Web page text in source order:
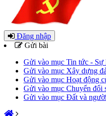
Đăng nhập
Gửi bài
Gửi vào mục Tin tức - Sự
Gửi vào mục Xây dựng
Gửi vào mục Hoạt động
Gửi vào mục Chuyển đổi
Gửi vào mục Đất và